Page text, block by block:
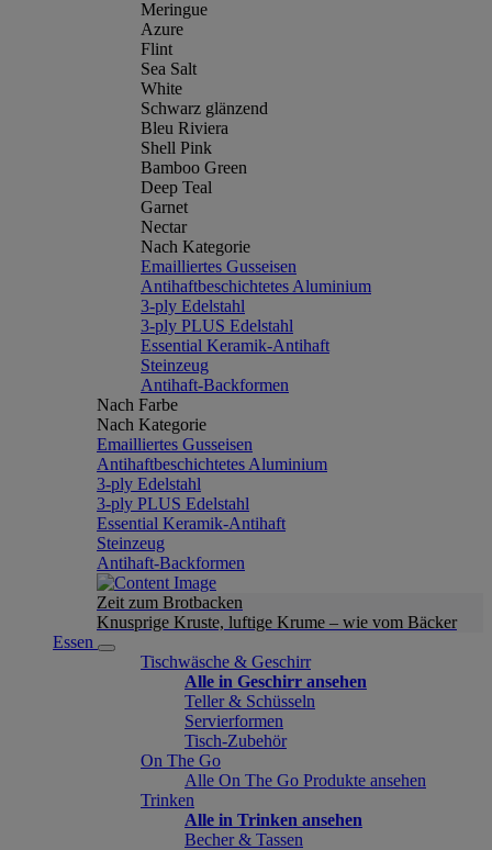
Meringue
Azure
Flint
Sea Salt
White
Schwarz glänzend
Bleu Riviera
Shell Pink
Bamboo Green
Deep Teal
Garnet
Nectar
Nach Kategorie
Emailliertes Gusseisen
Antihaftbeschichtetes Aluminium
3-ply Edelstahl
3-ply PLUS Edelstahl
Essential Keramik-Antihaft
Steinzeug
Antihaft-Backformen
Nach Farbe
Nach Kategorie
Emailliertes Gusseisen
Antihaftbeschichtetes Aluminium
3-ply Edelstahl
3-ply PLUS Edelstahl
Essential Keramik-Antihaft
Steinzeug
Antihaft-Backformen
Zeit zum Brotbacken
Knusprige Kruste, luftige Krume – wie vom Bäcker
Essen
Tischwäsche & Geschirr
Alle in Geschirr ansehen
Teller & Schüsseln
Servierformen
Tisch-Zubehör
On The Go
Alle On The Go Produkte ansehen
Trinken
Alle in Trinken ansehen
Becher & Tassen